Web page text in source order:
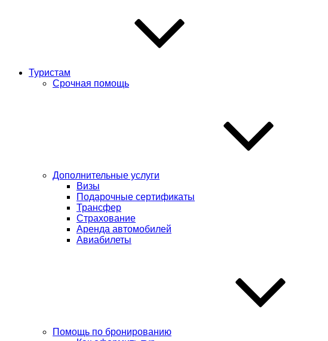
Туристам
Срочная помощь
Дополнительные услуги
Визы
Подарочные сертификаты
Трансфер
Страхование
Аренда автомобилей
Авиабилеты
Помощь по бронированию